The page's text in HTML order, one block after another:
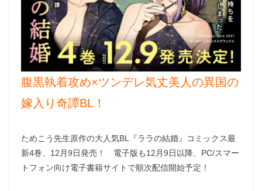
腹黒執着攻め×ツンデレ気丈美人の異国の
嫁入り奇譚BL！
ためこう先生原作の大人気BL『ララの結婚』コミックス最
新4巻、12月9日発売！ 電子版も12月9日以降、PC/スマー
トフォン向け電子書籍サイトで順次配信開始予定！